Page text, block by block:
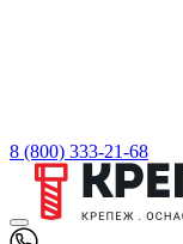
8 (800) 333-21-68